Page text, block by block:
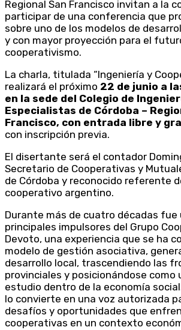
Regional San Francisco invitan a la
participar de una conferencia que
sobre uno de los modelos de
y con mayor proyección para el
cooperativismo.
La charla, titulada “Ingeniería y
realizará el próximo 22 de junio a
en la sede del Colegio de
Especialistas de Córdoba –
Francisco, con entrada libre y
con inscripción previa.
El disertante será el contador
Secretario de Cooperativas y
de Córdoba y reconocido referente
cooperativo argentino.
Durante más de cuatro décadas fue
principales impulsores del Grupo
Devoto, una experiencia que se ha
modelo de gestión asociativa,
desarrollo local, trascendiendo las
provinciales y posicionándose como
estudio dentro de la economía
lo convierte en una voz autorizada
desafíos y oportunidades que
cooperativas en un contexto